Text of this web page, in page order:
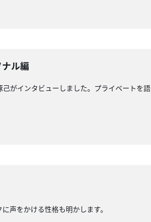
ル編
がインタビューしました。プライベートを
声をかける性格も明かします。